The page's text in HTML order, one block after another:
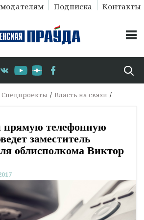
Подписка Контакты
Спецпроекты Власть на связи
прямую телефонную
заместитель
облисполкома Виктор